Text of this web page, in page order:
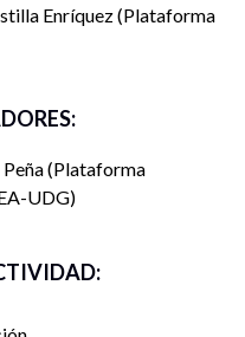
Enríquez Plataforma
Plataforma
UDG